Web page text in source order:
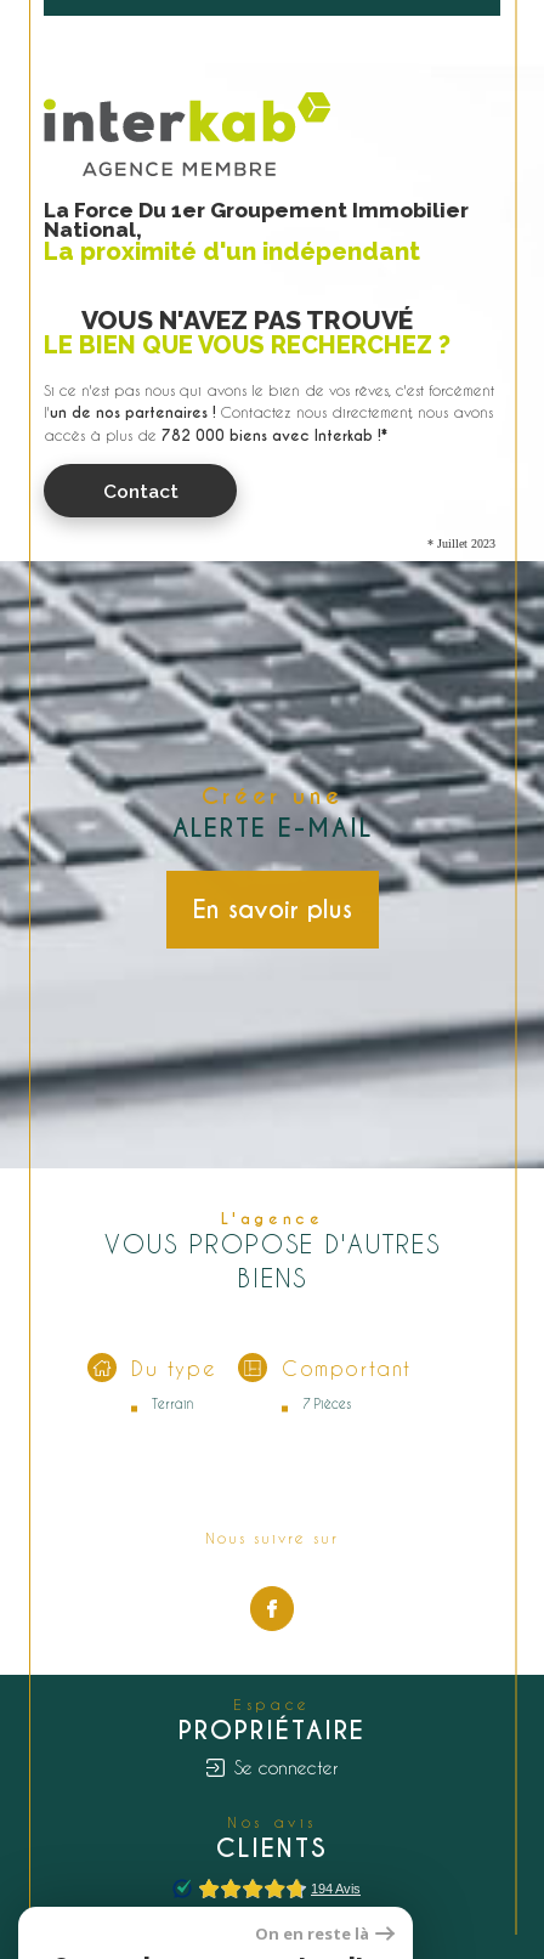
La Force Du 1er Groupement Immobilier
National,
La proximité d'un indépendant
VOUS N'AVEZ PAS TROUVÉ
LE BIEN QUE VOUS RECHERCHEZ ?
Si ce n'est pas nous qui avons le bien de vos rêves, c'est forcément
l'un de nos partenaires ! Contactez nous directement, nous avons
accès à plus de 782 000 biens avec Interkab !*
Contact
* Juillet 2023
Créer une
ALERTE E-MAIL
En savoir plus
L'agence
VOUS PROPOSE D'AUTRES
BIENS
Du type
Terrain
Comportant
7 Pièces
Nous suivre sur
Espace
PROPRIÉTAIRE
Se connecter
Nos avis
CLIENTS
Nous
On en reste là